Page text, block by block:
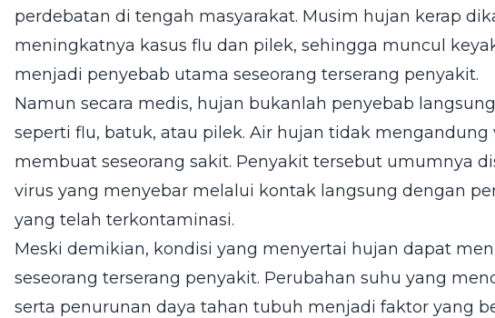
perdebatan di tengah masyarakat. Musim hujan kerap
meningkatnya kasus flu dan pilek, sehingga muncul
menjadi penyebab utama seseorang terserang penyakit.
Namun secara medis, hujan bukanlah penyebab
seperti flu, batuk, atau pilek. Air hujan tidak mengandung
membuat seseorang sakit. Penyakit tersebut umumnya
virus yang menyebar melalui kontak langsung dengan
yang telah terkontaminasi.
Meski demikian, kondisi yang menyertai hujan dapat
seseorang terserang penyakit. Perubahan suhu yang
serta penurunan daya tahan tubuh menjadi faktor yang